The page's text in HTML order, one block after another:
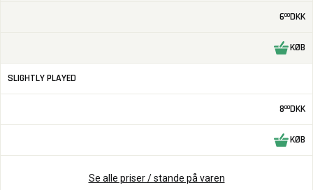
600DKK
KØB
SLIGHTLY PLAYED
800DKK
KØB
Se alle priser / stande på varen